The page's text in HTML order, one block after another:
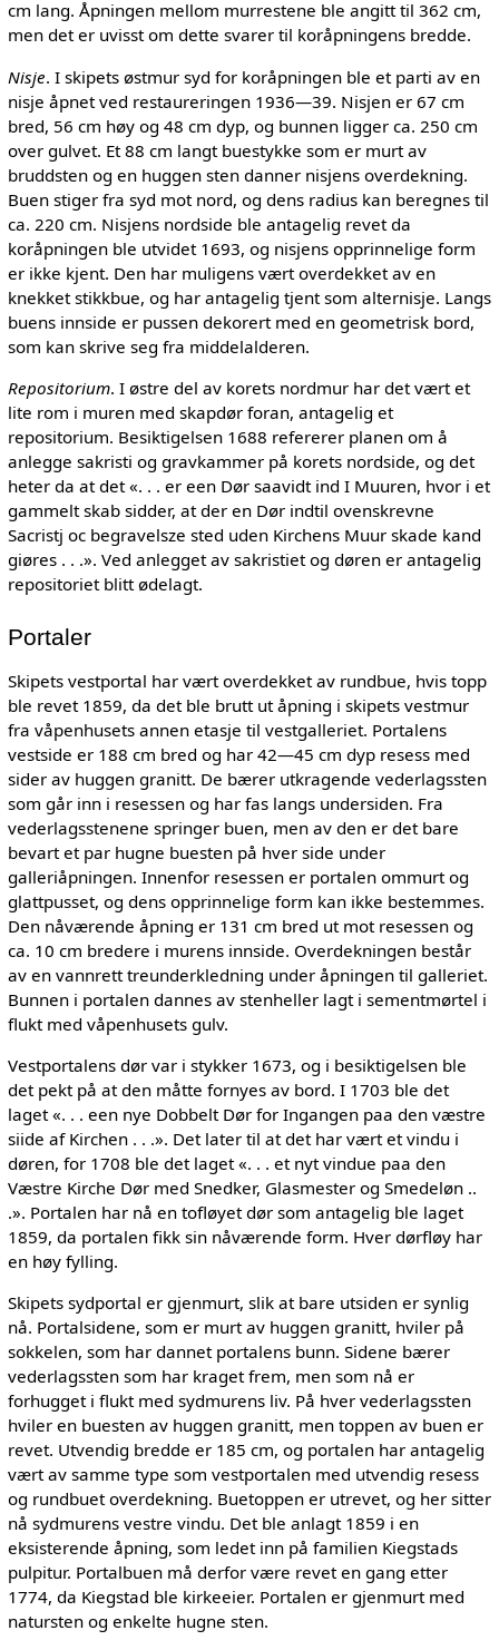
cm lang. Åpningen mellom murrestene ble angitt til 362 cm,
men det er uvisst om dette svarer til koråpningens bredde.
Nisje. I skipets østmur syd for koråpningen ble et parti av en
nisje åpnet ved restaureringen 1936—39. Nisjen er 67 cm
bred, 56 cm høy og 48 cm dyp, og bunnen ligger ca. 250 cm
over gulvet. Et 88 cm langt buestykke som er murt av
bruddsten og en huggen sten danner nisjens overdekning.
Buen stiger fra syd mot nord, og dens radius kan beregnes til
ca. 220 cm. Nisjens nordside ble antagelig revet da
koråpningen ble utvidet 1693, og nisjens opprinnelige form
er ikke kjent. Den har muligens vært overdekket av en
knekket stikkbue, og har antagelig tjent som alternisje. Langs
buens innside er pussen dekorert med en geometrisk bord,
som kan skrive seg fra middelalderen.
Repositorium. I østre del av korets nordmur har det vært et
lite rom i muren med skapdør foran, antagelig et
repositorium. Besiktigelsen 1688 refererer planen om å
anlegge sakristi og gravkammer på korets nordside, og det
heter da at det «. . . er een Dør saavidt ind I Muuren, hvor i et
gammelt skab sidder, at der en Dør indtil ovenskrevne
Sacristj oc begravelsze sted uden Kirchens Muur skade kand
giøres . . .». Ved anlegget av sakristiet og døren er antagelig
repositoriet blitt ødelagt.
Portaler
Skipets vestportal har vært overdekket av rundbue, hvis topp
ble revet 1859, da det ble brutt ut åpning i skipets vestmur
fra våpenhusets annen etasje til vestgalleriet. Portalens
vestside er 188 cm bred og har 42—45 cm dyp resess med
sider av huggen granitt. De bærer utkragende vederlagssten
som går inn i resessen og har fas langs undersiden. Fra
vederlagsstenene springer buen, men av den er det bare
bevart et par hugne buesten på hver side under
galleriåpningen. Innenfor resessen er portalen ommurt og
glattpusset, og dens opprinnelige form kan ikke bestemmes.
Den nåværende åpning er 131 cm bred ut mot resessen og
ca. 10 cm bredere i murens innside. Overdekningen består
av en vannrett treunderkledning under åpningen til galleriet.
Bunnen i portalen dannes av stenheller lagt i sementmørtel i
flukt med våpenhusets gulv.
Vestportalens dør var i stykker 1673, og i besiktigelsen ble
det pekt på at den måtte fornyes av bord. I 1703 ble det
laget «. . . een nye Dobbelt Dør for Ingangen paa den væstre
siide af Kirchen . . .». Det later til at det har vært et vindu i
døren, for 1708 ble det laget «. . . et nyt vindue paa den
Væstre Kirche Dør med Snedker, Glasmester og Smedeløn ..
.». Portalen har nå en tofløyet dør som antagelig ble laget
1859, da portalen fikk sin nåværende form. Hver dørfløy har
en høy fylling.
Skipets sydportal er gjenmurt, slik at bare utsiden er synlig
nå. Portalsidene, som er murt av huggen granitt, hviler på
sokkelen, som har dannet portalens bunn. Sidene bærer
vederlagssten som har kraget frem, men som nå er
forhugget i flukt med sydmurens liv. På hver vederlagssten
hviler en buesten av huggen granitt, men toppen av buen er
revet. Utvendig bredde er 185 cm, og portalen har antagelig
vært av samme type som vestportalen med utvendig resess
og rundbuet overdekning. Buetoppen er utrevet, og her sitter
nå sydmurens vestre vindu. Det ble anlagt 1859 i en
eksisterende åpning, som ledet inn på familien Kiegstads
pulpitur. Portalbuen må derfor være revet en gang etter
1774, da Kiegstad ble kirkeeier. Portalen er gjenmurt med
natursten og enkelte hugne sten.